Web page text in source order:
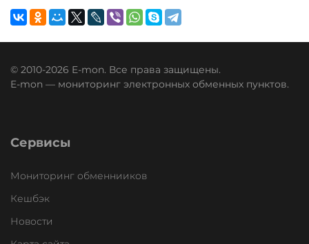
© 2010-2026 E-mon. Все права защищены.
E-mon — мониторинг электронных обменных пунктов.
Сервисы
Мониторинг обменнииков
Кешбэк
Новости